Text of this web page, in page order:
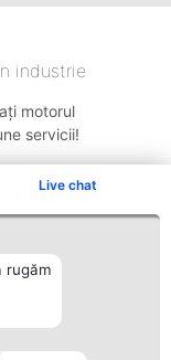
Live chat
rugăm
industrie
motorul
servicii!